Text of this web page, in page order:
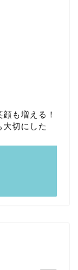
も増える！
大切にした